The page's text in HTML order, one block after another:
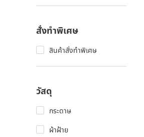
สั่งทำพิเศษ
สินค้าสั่งทำพิเศษ
วัสดุ
กระดาษ
ผ้าฝ้าย